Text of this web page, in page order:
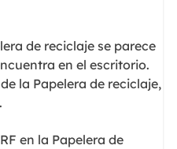
de reciclaje se parece
en el escritorio.
la Papelera de reciclaje,
en la Papelera de